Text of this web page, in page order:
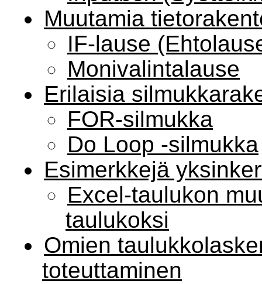
Muutamia
IF-lause
Monivalintalause
Erilaisia
FOR-silmukka
Do Loop -silmukka
Esimerkkejä
Excel-taulukon
taulukoksi
Omien
toteuttaminen